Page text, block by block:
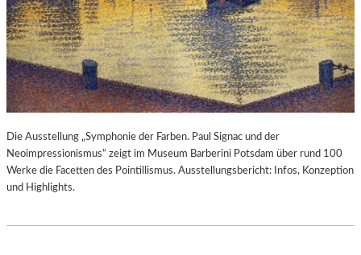
Die Ausstellung „Symphonie der Farben. Paul Signac und der
Neoimpressionismus“ zeigt im Museum Barberini Potsdam über rund 100
Werke die Facetten des Pointillismus. Ausstellungsbericht: Infos, Konzeption
und Highlights.